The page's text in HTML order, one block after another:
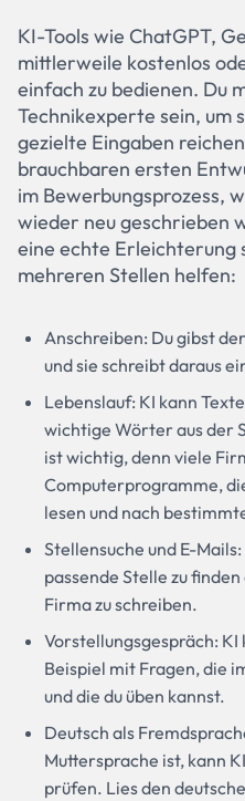
KI-Tools wie ChatGPT,
mittlerweile kostenlos
einfach zu bedienen. Du
Technikexperte sein, um
gezielte Eingaben
brauchbaren ersten
im Bewerbungsprozess,
wieder neu geschrieben
eine echte Erleichterung
mehreren Stellen helfen:
Anschreiben: Du gibst
und sie schreibt daraus
Lebenslauf: KI kann
wichtige Wörter aus der
ist wichtig, denn viele
Computerprogramme,
lesen und nach
Stellensuche und E-
passende Stelle zu
Firma zu schreiben.
Vorstellungsgespräch:
Beispiel mit Fragen, die
und die du üben kannst.
Deutsch als
Muttersprache ist, kann
prüfen. Lies den